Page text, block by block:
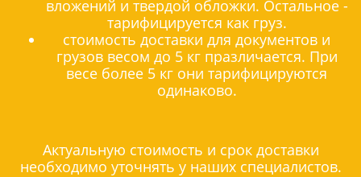
вложений и твердой обложки. Остальное -
тарифицируется как груз.
стоимость доставки для документов и
грузов весом до 5 кг празличается. При
весе более 5 кг они тарифицируются
одинаково.
Актуальную стоимость и срок доставки
необходимо уточнять у наших специалистов.